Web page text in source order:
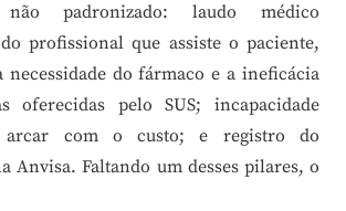
não padronizado: laudo médico
profissional que assiste o paciente,
necessidade do fármaco e a ineficácia
oferecidas pelo SUS; incapacidade
arcar com o custo; e registro do
Anvisa. Faltando um desses pilares, o